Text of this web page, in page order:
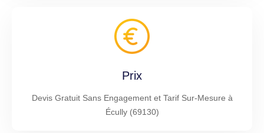
Prix
Devis Gratuit Sans Engagement et Tarif Sur-Mesure à
Écully (69130)